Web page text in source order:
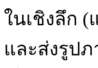
ในเชิงลึก
และส่งรูป